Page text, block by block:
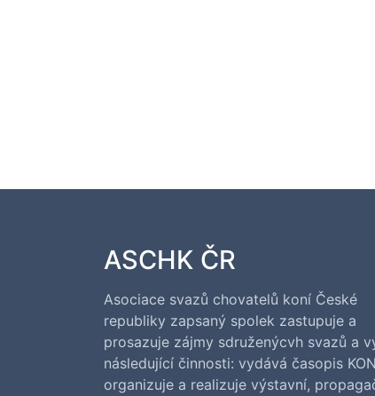
ASCHK ČR
Asociace svazů chovatelů koní České
republiky zapsaný spolek zastupuje a
prosazuje zájmy sdruženýcvh svazů a
následující činnosti: vydává časopis
organizuje a realizuje výstavní,